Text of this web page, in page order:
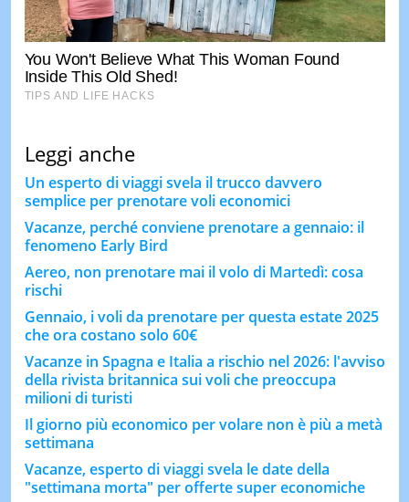
Leggi anche
Un esperto di viaggi svela il trucco davvero
semplice per prenotare voli economici
Vacanze, perché conviene prenotare a gennaio: il
fenomeno Early Bird
Aereo, non prenotare mai il volo di Martedì: cosa
rischi
Gennaio, i voli da prenotare per questa estate 2025
che ora costano solo 60€
Vacanze in Spagna e Italia a rischio nel 2026: l'avviso
della rivista britannica sui voli che preoccupa
milioni di turisti
Il giorno più economico per volare non è più a metà
settimana
Vacanze, esperto di viaggi svela le date della
"settimana morta" per offerte super economiche